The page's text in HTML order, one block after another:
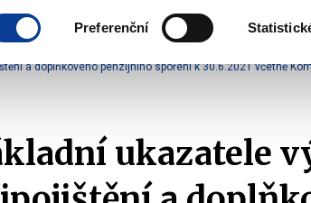
Preferenční
politika
penzijní systémy III. pilíř - Doplňkové penzijní spoření a
a doplňkového penzijního spoření k 30.6.2021 včetně
ukazatele